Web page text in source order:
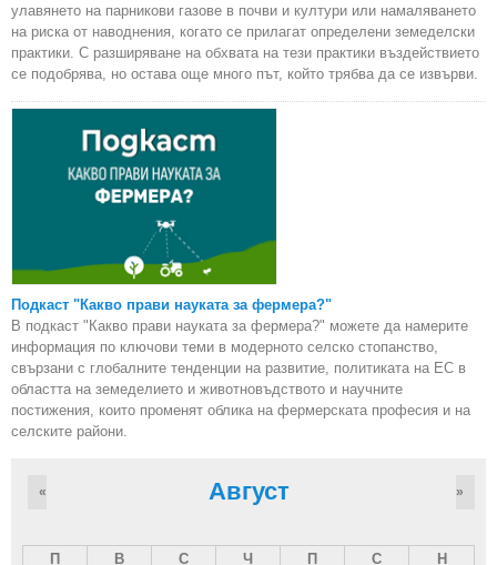
улавянето на парникови газове в почви и култури или намаляването
на риска от наводнения, когато се прилагат определени земеделски
практики. С разширяване на обхвата на тези практики въздействието
се подобрява, но остава още много път, който трябва да се извърви.
Подкаст "Какво прави науката за фермера?"
В подкаст "Какво прави науката за фермера?" можете да намерите
информация по ключови теми в модерното селско стопанство,
свързани с глобалните тенденции на развитие, политиката на ЕС в
областта на земеделието и животновъдството и научните
постижения, които променят облика на фермерската професия и на
селските райони.
Август
« »
П В С Ч П С
Н